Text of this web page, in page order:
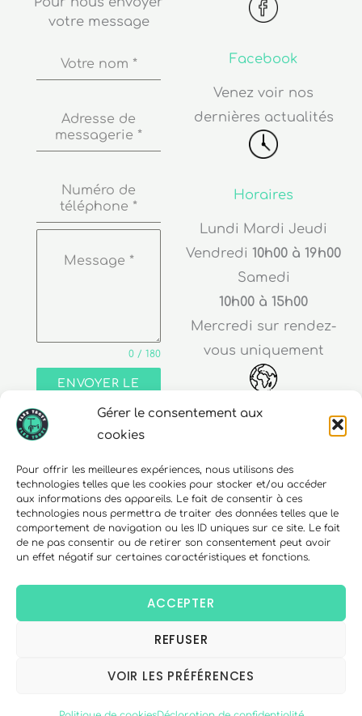
Gérer le consentement aux
cookies
Pour offrir les meilleures expériences, nous utilisons des
technologies telles que les cookies pour stocker et/ou accéder
aux informations des appareils. Le fait de consentir à ces
technologies nous permettra de traiter des données telles que le
comportement de navigation ou les ID uniques sur ce site. Le fait
de ne pas consentir ou de retirer son consentement peut avoir
un effet négatif sur certaines caractéristiques et fonctions.
ACCEPTER
REFUSER
VOIR LES PRÉFÉRENCES
votre message
Votre nom *
Adresse de
messagerie *
Numéro de
téléphone *
Message *
0 / 180
ENVOYER LE
Facebook
Venez voir nos
dernières actualités
Horaires
Lundi Mardi Jeudi
Vendredi 10h00 à 19h00
Samedi
10h00 à 15h00
Mercredi sur rendez-
vous uniquement
30 rue Edouard Richard
68000 Colmar
Téléphone
Copyright © 2026 FlexTrott.
Mentions Légales